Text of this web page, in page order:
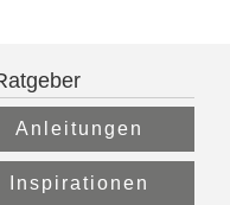
Anleitungen
Inspirationen